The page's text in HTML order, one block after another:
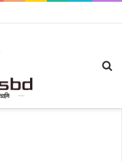
গান ‘Baljanggi’